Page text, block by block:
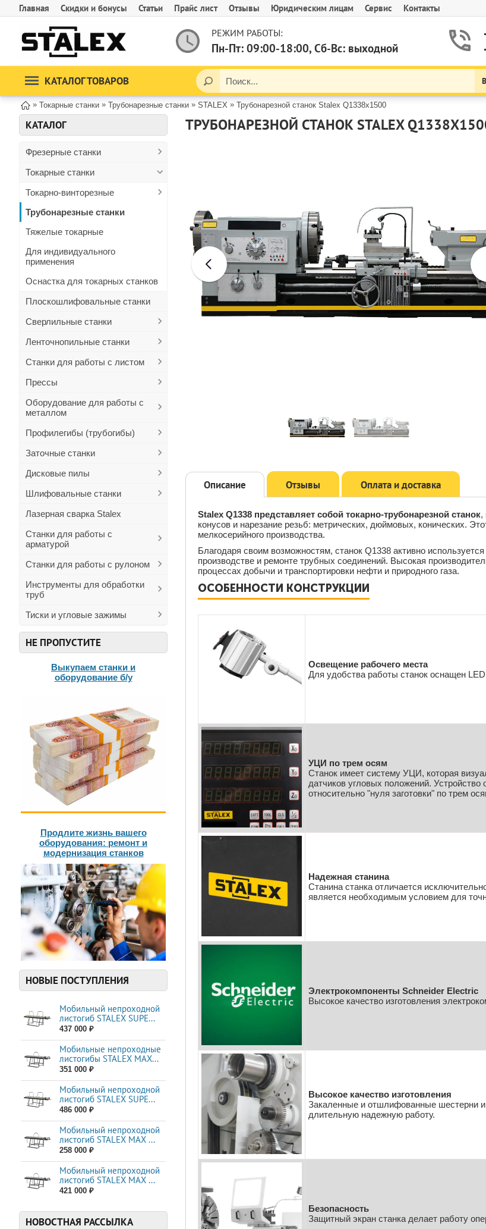
Главная Скидки и бонусы Статьи Прайс лист Отзывы Юридическим лицам Сервис Контакты
РЕЖИМ РАБОТЫ:
Пн-Пт: 09:00-18:00, Сб-Вс: выходной
КАТАЛОГ ТОВАРОВ
» Токарные станки » Трубонарезные станки » STALEX » Трубонарезной станок Stalex Q1338x1500
КАТАЛОГ
Фрезерные станки
Токарные станки
Токарно-винторезные
Трубонарезные станки
Тяжелые токарные
Для индивидуального
применения
Оснастка для токарных станков
Плоскошлифовальные станки
Сверлильные станки
Ленточнопильные станки
Станки для работы с листом
Прессы
Оборудование для работы с
металлом
Профилегибы (трубогибы)
Заточные станки
Дисковые пилы
Шлифовальные станки
Лазерная сварка Stalex
Станки для работы с
арматурой
Станки для работы с рулоном
Инструменты для обработки
труб
Тиски и угловые зажимы
НЕ ПРОПУСТИТЕ
Выкупаем станки и
оборудование б/у
Продлите жизнь вашего
оборудования: ремонт и
модернизация станков
НОВЫЕ ПОСТУПЛЕНИЯ
Мобильный непроходной
листогиб STALEX SUPE...
437 000 ₽
Мобильные непроходные
листогибы STALEX МАХ...
351 000 ₽
Мобильный непроходной
листогиб STALEX SUPE...
486 000 ₽
Мобильный непроходной
листогиб STALEX MAX ...
258 000 ₽
Мобильный непроходной
листогиб STALEX MAX ...
421 000 ₽
НОВОСТНАЯ РАССЫЛКА
ТРУБОНАРЕЗНОЙ СТАНОК STALEX
Описание Отзывы Оплата и доставка
Stalex Q1338 представляет собой токарно-трубонарезной станок,
конусов и нарезание резьб: метрических, дюймовых, конических.
мелкосерийного производства.
Благодаря своим возможностям, станок Q1338 активно
производстве и ремонте трубных соединений. Высокая
процессах добычи и транспортировки нефти и природного газа.
ОСОБЕННОСТИ КОНСТРУКЦИИ
Освещение рабочего места
Для удобства работы станок оснащен
УЦИ по трем осям
Станок имеет систему УЦИ, которая
датчиков угловых положений.
относительно "нуля заготовки" по трем
Надежная станина
Станина станка отличается
является необходимым условием для
Электрокомпоненты Schneider Electric
Высокое качество изготовления
Высокое качество изготовления
Закаленные и отшлифованные шестерни
длительную надежную работу.
Безопасность
Защитный экран станка делает работу